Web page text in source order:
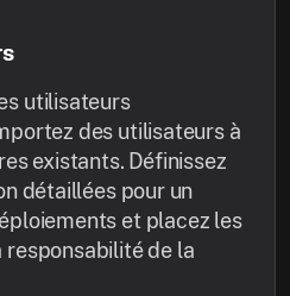
utilisateurs
des utilisateurs à
existants. Définissez
détaillées pour un
et placez les
responsabilité de la